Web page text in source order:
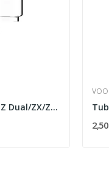
Tube Pyrex Bulb Z Dual/ZX/Z Sub Ohm - GeekVape